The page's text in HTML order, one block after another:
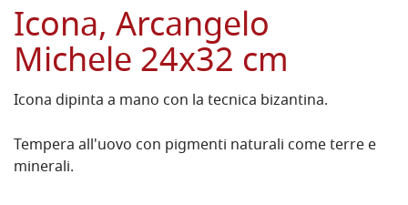
Icona, Arcangelo
Michele 24x32 cm
Icona dipinta a mano con la tecnica bizantina.
Tempera all'uovo con pigmenti naturali come terre e
minerali.